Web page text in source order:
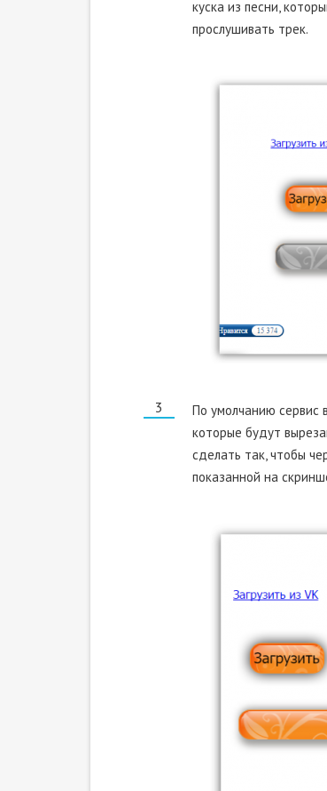
куска из песни,
прослушивать трек.
По умолчанию сервис
которые будут
сделать так, чтобы
показанной на